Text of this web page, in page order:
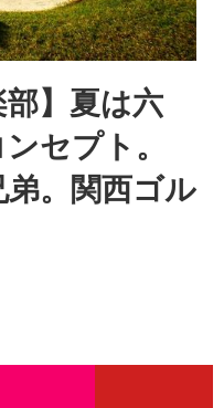
部】夏は六
セプト。
。関西ゴル